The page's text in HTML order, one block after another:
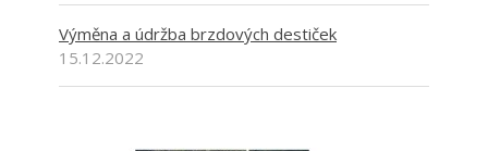
Výměna a údržba brzdových destiček
15.12.2022